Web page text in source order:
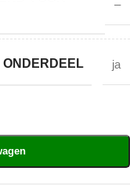
–
ONDERDEEL ja